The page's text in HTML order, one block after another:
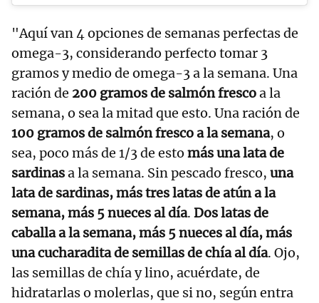
"Aquí van 4 opciones de semanas perfectas de
omega-3, considerando perfecto tomar 3
gramos y medio de omega-3 a la semana. Una
ración de 200 gramos de salmón frescoa la
semana, o sea la mitad que esto. Una ración de
100 gramos de salmón fresco a la semana, o
sea, poco más de 1/3 de esto más una lata de
sardinasa la semana. Sin pescado fresco, una
lata de sardinas, más tres latas de atún a la
semana, más 5 nueces al día. Dos latas de
caballa a la semana, más 5 nueces al día, más
una cucharadita de semillas de chía al día. Ojo,
las semillas de chía y lino, acuérdate, de
hidratarlas o molerlas, que si no, según entra